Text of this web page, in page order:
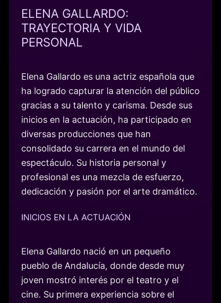
ELENA GALLARDO:
TRAYECTORIA Y VIDA
PERSONAL
Elena Gallardo es una actriz española que
ha logrado capturar la atención del público
gracias a su talento y carisma. Desde sus
inicios en la actuación, ha participado en
diversas producciones que han
consolidado su carrera en el mundo del
espectáculo. Su historia personal y
profesional es una mezcla de esfuerzo,
dedicación y pasión por el arte dramático.
INICIOS EN LA ACTUACIÓN
Elena Gallardo nació en un pequeño
pueblo de Andalucía, donde desde muy
joven mostró interés por el teatro y el
cine. Su primera experiencia sobre el